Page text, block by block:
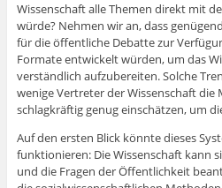
Wissenschaft alle Themen direkt mit
würde? Nehmen wir an, dass
für die öffentliche Debatte zur
Formate entwickelt würden, um das
verständlich aufzubereiten. Solche
wenige Vertreter der Wissenschaft die
schlagkräftig genug einschätzen, um
Auf den ersten Blick könnte dieses
funktionieren: Die Wissenschaft kann
und die Fragen der Öffentlichkeit